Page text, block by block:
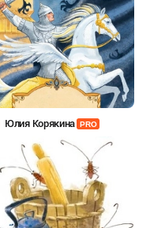
Юлия Корякина PRO